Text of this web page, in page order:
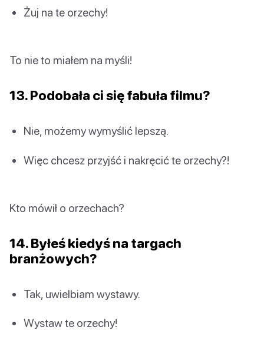
Żuj na te orzechy!
To nie to miałem na myśli!
13. Podobała ci się fabuła filmu?
Nie, możemy wymyślić lepszą.
Więc chcesz przyjść i nakręcić te orzechy?!
Kto mówił o orzechach?
14. Byłeś kiedyś na targach
branżowych?
Tak, uwielbiam wystawy.
Wystaw te orzechy!